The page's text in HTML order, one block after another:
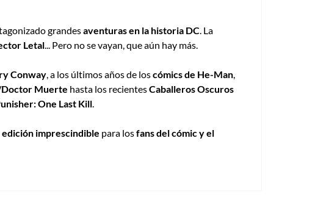
grandesaventuras en la historia DC . La
Letal ... Pero no se vayan, que aún hay más.
Conway , a los últimos años de loscómics de He-Man
Doctor Muerte hasta los recientesCaballeros Oscuros
One Last Kill
edición imprescindible para losfans del cómic y el